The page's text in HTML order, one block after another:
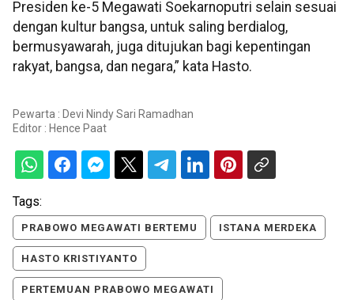
Presiden ke-5 Megawati Soekarnoputri selain sesuai
dengan kultur bangsa, untuk saling berdialog,
bermusyawarah, juga ditujukan bagi kepentingan
rakyat, bangsa, dan negara,” kata Hasto.
Pewarta : Devi Nindy Sari Ramadhan
Editor : Hence Paat
Tags:
PRABOWO MEGAWATI BERTEMU ISTANA MERDEKA
HASTO KRISTIYANTO
PERTEMUAN PRABOWO MEGAWATI